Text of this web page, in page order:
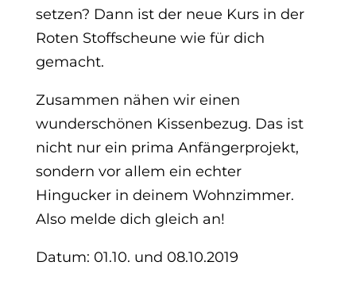
setzen? Dann ist der neue Kurs in der
Roten Stoffscheune wie für dich
gemacht.
Zusammen nähen wir einen
wunderschönen Kissenbezug. Das ist
nicht nur ein prima Anfängerprojekt,
sondern vor allem ein echter
Hingucker in deinem Wohnzimmer.
Also melde dich gleich an!
Datum: 01.10. und 08.10.2019